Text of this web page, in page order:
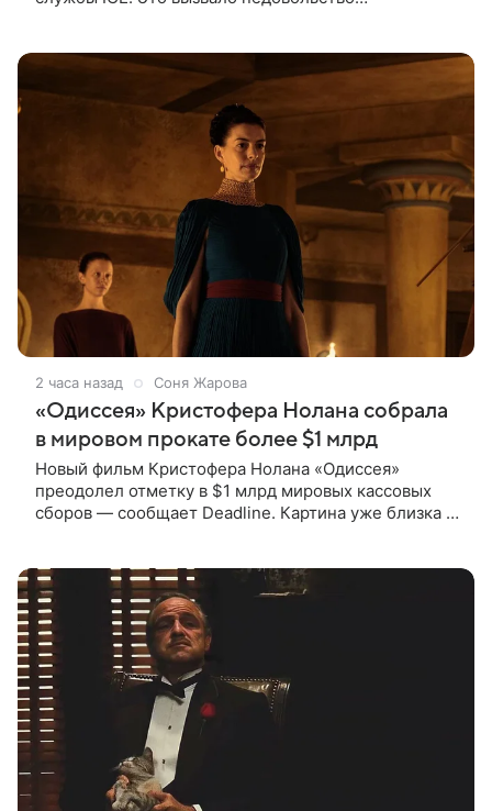
2 часа назад Соня Жарова
«Одиссея» Кристофера Нолана собрала
в мировом прокате более $1 млрд
Новый фильм Кристофера Нолана «Одиссея»
преодолел отметку в $1 млрд мировых кассовых
сборов — сообщает Deadline. Картина уже близка к